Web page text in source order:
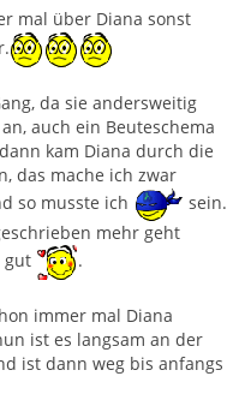
mal über Diana sonst
da sie andersweitig
auch ein Beuteschema
kam Diana durch die
das mache ich zwar
so musste ich
sein.
mehr geht
gut
.
immer mal Diana
ist es langsam an der
ist dann weg bis anfangs
Zitieren